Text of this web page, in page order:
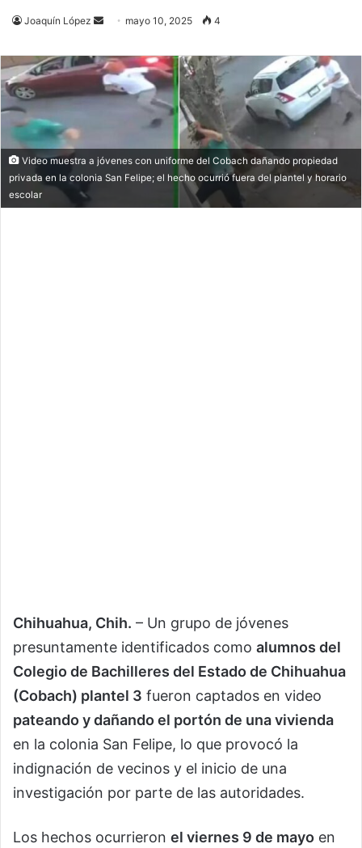
Joaquín López
Send
email
mayo 10, 2025 4
Video muestra a jóvenes con uniforme del Cobach dañando propiedad
privada en la colonia San Felipe; el hecho ocurrió fuera del plantel y horario
escolar
Chihuahua, Chih. – Un grupo de jóvenes
presuntamente identificados como alumnos del
Colegio de Bachilleres del Estado de Chihuahua
(Cobach) plantel 3 fueron captados en video
pateando y dañando el portón de una vivienda
en la colonia San Felipe, lo que provocó la
indignación de vecinos y el inicio de una
investigación por parte de las autoridades.
Los hechos ocurrieron el viernes 9 de mayo en